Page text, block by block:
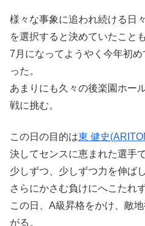
様々な事象に追われ続ける日
を選択すると決めていたこと
7月になってようやく今年初
った。
あまりにも久々の後楽園ホー
戦に挑む。
この日の目的は東 健史
決してセンスに恵まれた選手
少しずつ、少しずつ力を伸ば
さらにかさむ負けにへこたれ
この日、A級昇格をかけ、敵
がる。